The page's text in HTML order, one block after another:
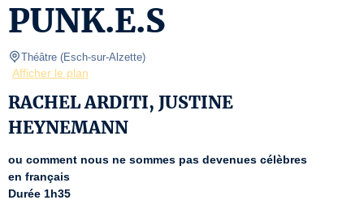
PUNK.E.S
Théâtre (Esch-sur-Alzette)
Afficher le plan
RACHEL ARDITI, JUSTINE
HEYNEMANN
ou comment nous ne sommes pas devenues célèbres
en français
Durée 1h35